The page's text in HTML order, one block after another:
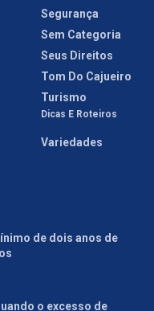
Segurança
Sem Categoria
Seus Direitos
Tom Do Cajueiro
Turismo
Dicas E Roteiros
Variedades
de dois anos de
o excesso de